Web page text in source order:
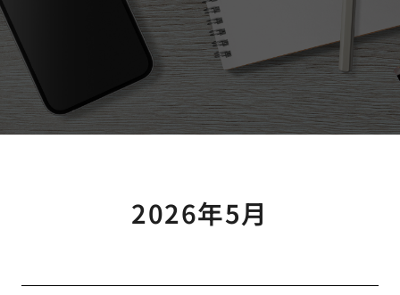
2026年5月